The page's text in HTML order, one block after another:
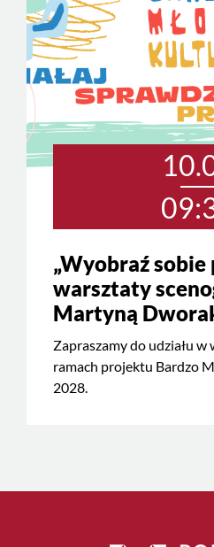
„Wyobraź sobie
warsztaty
Martyną
Zapraszamy do udziału w
ramach projektu Bardzo
2028.